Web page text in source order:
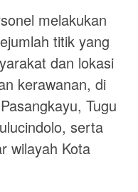
melakukan
titik yang
dan lokasi
kerawanan, di
Tugu
serta
wilayah Kota